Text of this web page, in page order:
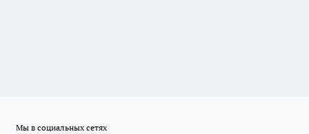
Мы в социальных сетях